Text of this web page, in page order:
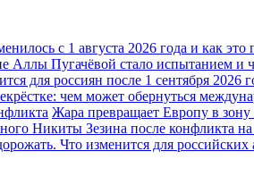
с 1 августа 2026 года и как это
Аллы Пугачёвой стало испытанием и
для россиян после 1 сентября 2026
чем может обернуться
Жара превращает Европу в
Никиты Зезина после конфликта на
Что изменится для российских